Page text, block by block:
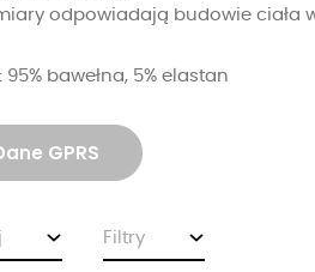
odpowiadają budowie ciała
95% bawełna, 5% elastan
GPRS
Filtry